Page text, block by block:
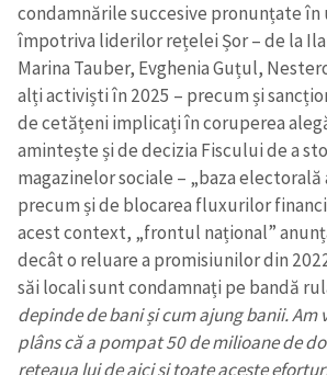
condamnările succesive pronunțate
împotriva liderilor rețelei Șor – de la
Marina Tauber, Evghenia Guțul,
alți activiști în 2025 – precum și
de cetățeni implicați în coruperea
amintește și de decizia Fiscului de a
magazinelor sociale – „baza
precum și de blocarea fluxurilor
acest context, „frontul național”
decât o reluare a promisiunilor din
săi locali sunt condamnați pe bandă
depinde de bani și cum ajung banii. Am
plâns că a pompat 50 de milioane de
rețeaua lui de aici și toate aceste